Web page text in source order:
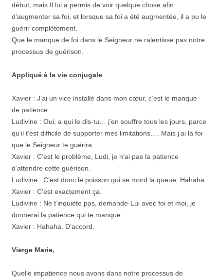
début, mais Il lui a permis de voir quelque chose afin
d’augmenter sa foi, et lorsque sa foi a été augmentée, il a pu le
guérir complètement.
Que le manque de foi dans le Seigneur ne ralentisse pas notre
processus de guérison.
Appliqué à la vie conjugale
Xavier : J’ai un vice installé dans mon cœur, c’est le manque
de patience.
Ludivine : Oui, a qui le dis-tu… j’en souffre tous les jours, parce
qu’il t’est difficile de supporter mes limitations…. Mais j’ai la foi
que le Seigneur te guérira.
Xavier : C’est le problème, Ludi, je n’ai pas la patience
d’attendre cette guérison.
Ludivine : C’est donc le poisson qui se mord la queue. Hahaha.
Xavier : C’est exactement ça.
Ludivine : Ne t’inquiète pas, demande-Lui avec foi et moi, je
donnerai la patience qui te manque.
Xavier : Hahaha. D’accord.
Vierge Marie,
Quelle impatience nous avons dans notre processus de